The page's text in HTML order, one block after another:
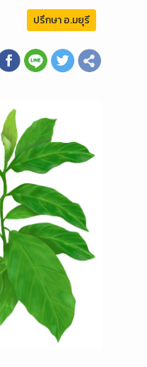
ปรึกษา อ.มยุรี